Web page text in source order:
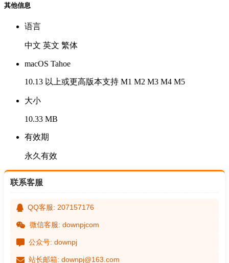
其他信息
语言
中文 英文 繁体
macOS Tahoe
10.13 以上或更高版本支持 M1 M2 M3 M4 M5
大小
10.33 MB
有效期
永久有效
联系客服
QQ客服: 207157176
微信客服: downpjcom
公众号: downpj
站长邮箱: downpj@163.com